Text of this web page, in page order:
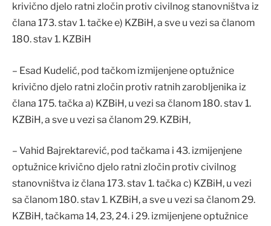
krivično djelo ratni zločin protiv civilnog stanovništva iz
člana 173. stav 1. tačke e) KZBiH, a sve u vezi sa članom
180. stav 1. KZBiH
– Esad Kudelić, pod tačkom izmijenjene optužnice
krivično djelo ratni zločin protiv ratnih zarobljenika iz
člana 175. tačka a) KZBiH, u vezi sa članom 180. stav 1.
KZBiH, a sve u vezi sa članom 29. KZBiH,
– Vahid Bajrektarević, pod tačkama i 43. izmijenjene
optužnice krivično djelo ratni zločin protiv civilnog
stanovništva iz člana 173. stav 1. tačka c) KZBiH, u vezi
sa članom 180. stav 1. KZBiH, a sve u vezi sa članom 29.
KZBiH, tačkama 14, 23, 24. i 29. izmijenjene optužnice